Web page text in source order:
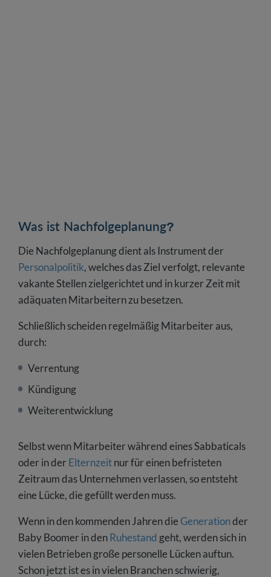
Was ist Nachfolgeplanung?
Die Nachfolgeplanung dient als Instrument der
Personalpolitik, welches das Ziel verfolgt, relevante
vakante Stellen zielgerichtet und in kurzer Zeit mit
adäquaten Mitarbeitern zu besetzen.
Schließlich scheiden regelmäßig Mitarbeiter aus,
durch:
Verrentung
Kündigung
Weiterentwicklung
Selbst wenn Mitarbeiter während eines Sabbaticals
oder in derElternzeitnur für einen befristeten
Zeitraum das Unternehmen verlassen, so entsteht
eine Lücke, die gefüllt werden muss.
Wenn in den kommenden Jahren die Generationder
Baby Boomer in denRuhestand geht, werden sich in
vielen Betrieben große personelle Lücken auftun.
Schon jetzt ist es in vielen Branchen schwierig,